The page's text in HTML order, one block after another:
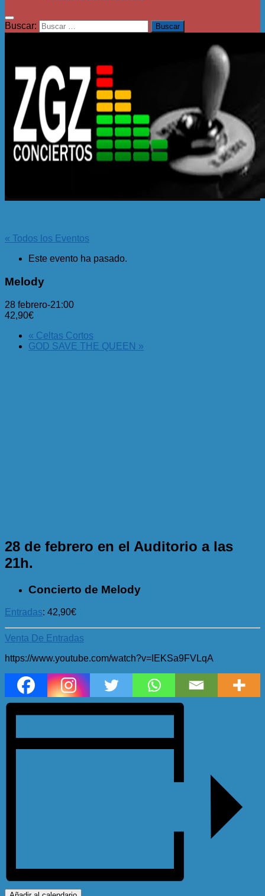
Buscar:
« Todos los Eventos
Este evento ha pasado.
Melody
28 febrero-21:00
42,90€
« Celtas Cortos
GOD SAVE THE QUEEN »
28 de febrero en el Auditorio a las
21h.
Concierto de Melody
Entradas: 42,90€
Venta De Entradas
https://www.youtube.com/watch?v=IEKSa9FVLqA